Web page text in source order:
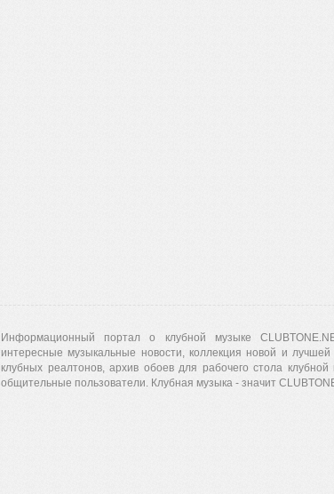
Информационный портал о клубной музыке
интересные музыкальные новости, коллекция новой и лучшей
клубных реалтонов, архив обоев для рабочего стола
общительные пользователи. Клубная музыка - значит